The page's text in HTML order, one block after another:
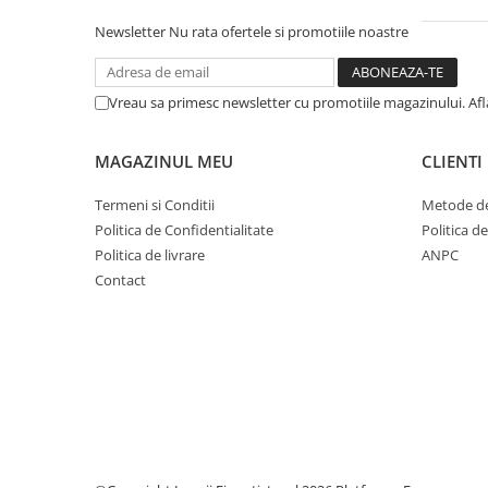
Caiete mecanice
Clipboard-uri
Dosare Carton
Dosare Plastic
Penare cu doua compartimente
Penare cu trei compartimente
Penare cu un compartiment
Newsletter Nu rata ofertele si promotiile noastre
Vreau sa primesc newsletter cu promotiile magazinului.
MAGAZINUL MEU
Termeni si Conditii
Politica de Confidentialitate
Politica de livrare
Contact
CLIENTI
Metode
Politica
ANPC